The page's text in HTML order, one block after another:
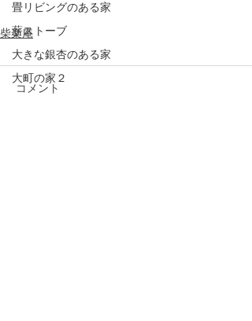
畳リビングのある家
薪ストーブ
大きな銀杏のある家
大町の家２
柴楽庵
コメント